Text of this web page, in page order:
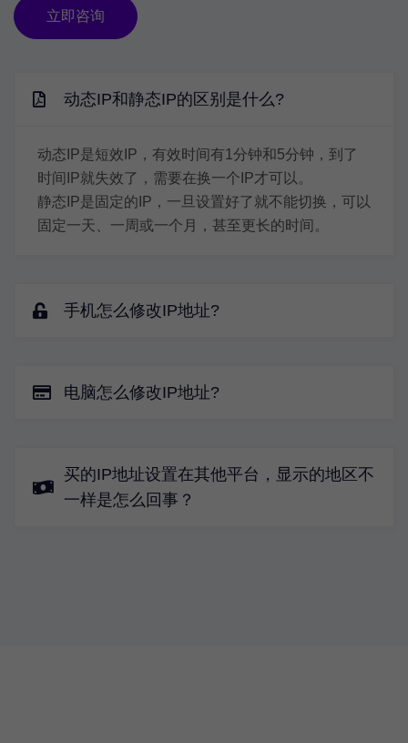
立即咨询
动态IP和静态IP的区别是什么?
动态IP是短效IP，有效时间有1分钟和5分钟，到了
时间IP就失效了，需要在换一个IP才可以。
静态IP是固定的IP，一旦设置好了就不能切换，可以
固定一天、一周或一个月，甚至更长的时间。
手机怎么修改IP地址?
电脑怎么修改IP地址?
买的IP地址设置在其他平台，显示的地区不
一样是怎么回事？